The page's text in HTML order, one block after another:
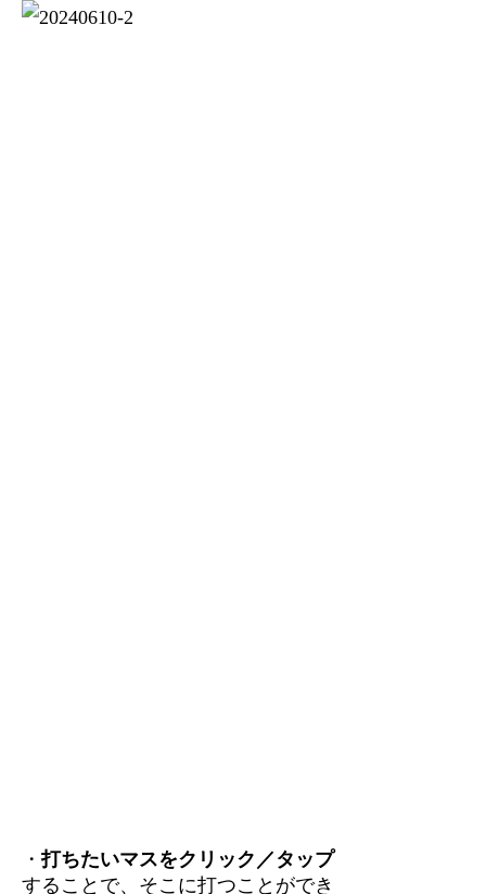
・打ちたいマスをクリック／タップ
することで、そこに打つことができ